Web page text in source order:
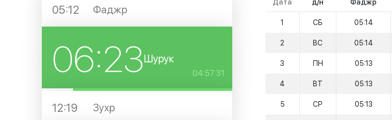
05:12 Фаджр
06:23Шурук
04:57:31
12:19 Зухр
Дата д/н Фаджр
1 СБ 05:14
2 ВС 05:14
3 ПН 05:13
4 ВТ 05:13
5 СР 05:13